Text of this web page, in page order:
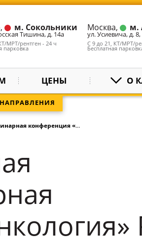
м. Сокольники
Тишина, д. 14а
МРТ/рентген - 24 ч
парковка
Москва, м.
ул. Усиевича, д. 8,
С 9 до 21, КТ/МРТ/
Бесплатная
ЦЕНЫ О
НАПРАВЛЕНИЯ
«Онкология» Рак яичников